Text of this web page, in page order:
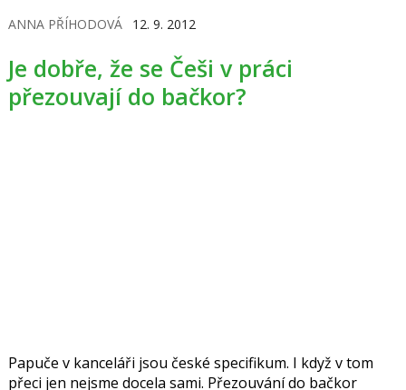
ANNA PŘÍHODOVÁ 12. 9. 2012
Je dobře, že se Češi v práci
přezouvají do bačkor?
Papuče v kanceláři jsou české specifikum. I když v tom
přeci jen nejsme docela sami. Přezouvání do bačkor